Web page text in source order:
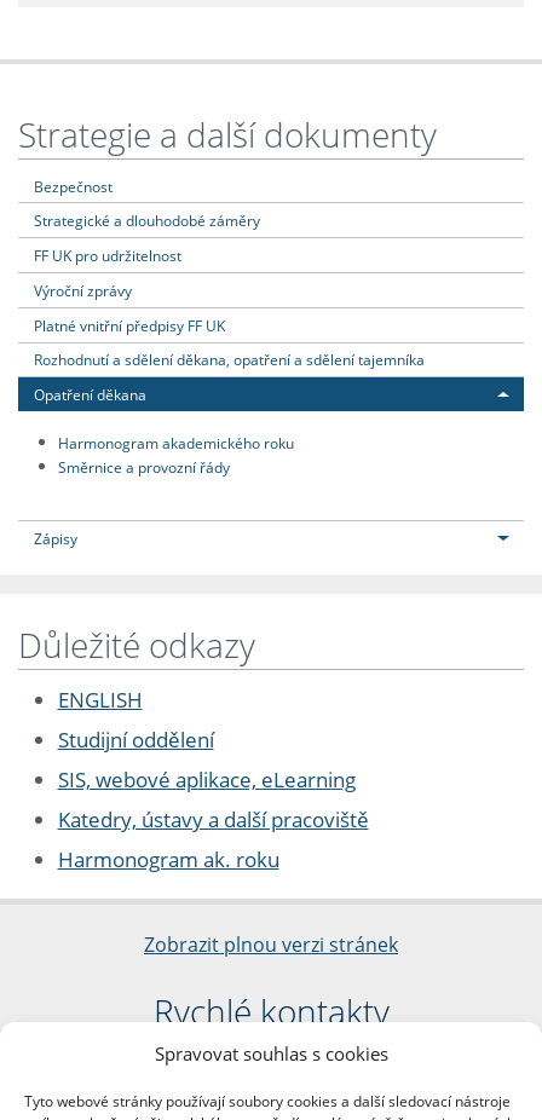
Spravovat souhlas s cookies
Tyto webové stránky používají soubory cookies a další sledovací nástroje
Strategie a další dokumenty
Bezpečnost
Strategické a dlouhodobé záměry
FF UK pro udržitelnost
Výroční zprávy
Platné vnitřní předpisy FF UK
Rozhodnutí a sdělení děkana, opatření a sdělení tajemníka
Opatření děkana
Harmonogram akademického roku
Směrnice a provozní řády
Zápisy
Důležité odkazy
ENGLISH
Studijní oddělení
SIS, webové aplikace, eLearning
Katedry, ústavy a další pracoviště
Harmonogram ak. roku
Zobrazit plnou verzi stránek
Rychlé kontakty
Filozofická fakulta
nám. Jana Palacha 1/2